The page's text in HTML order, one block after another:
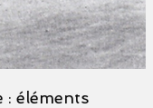
: éléments